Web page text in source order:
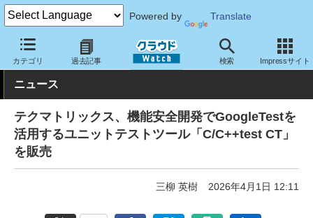
Powered by Translate
カテゴリ 過去記事 検索 Impressサイト
クラウド Watch サービス・ソフト ソフトウェア 開発関連
ニュース
テクマトリックス、機能安全開発でGoogleTestを
活用するユニットテストツール「C/C++test CT」
を販売
三柳 英樹 2026年4月1日 12:11